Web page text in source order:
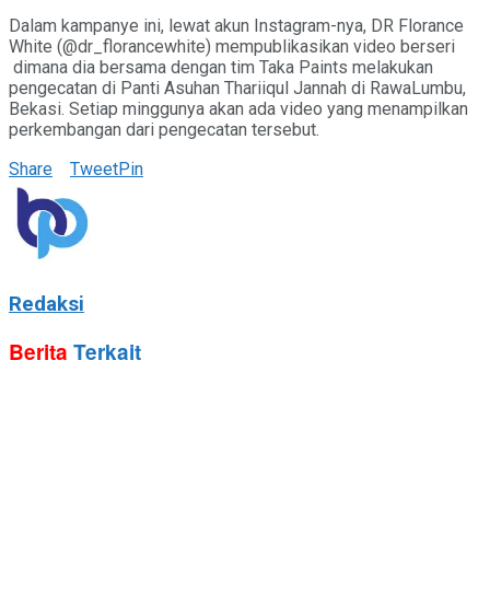
Dalam kampanye ini, lewat akun Instagram-nya, DR Florance
White (@dr_florancewhite) mempublikasikan video berseri
dimana dia bersama dengan tim Taka Paints melakukan
pengecatan di Panti Asuhan Thariiqul Jannah di RawaLumbu,
Bekasi. Setiap minggunya akan ada video yang menampilkan
perkembangan dari pengecatan tersebut.
Share
TweetPin
Redaksi
Berita Terkait